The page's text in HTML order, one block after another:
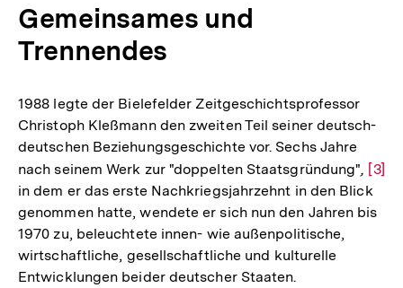
Gemeinsames und
Trennendes
1988 legte der Bielefelder Zeitgeschichtsprofessor
Christoph Kleßmann den zweiten Teil seiner deutsch-
deutschen Beziehungsgeschichte vor. Sechs Jahre
nach seinem Werk zur "doppelten Staatsgründung", Zur
der
[3]
in dem er das erste Nachkriegsjahrzehnt in den Blick
genommen hatte, wendete er sich nun den Jahren bis
1970 zu, beleuchtete innen- wie außenpolitische,
wirtschaftliche, gesellschaftliche und kulturelle
Entwicklungen beider deutscher Staaten.